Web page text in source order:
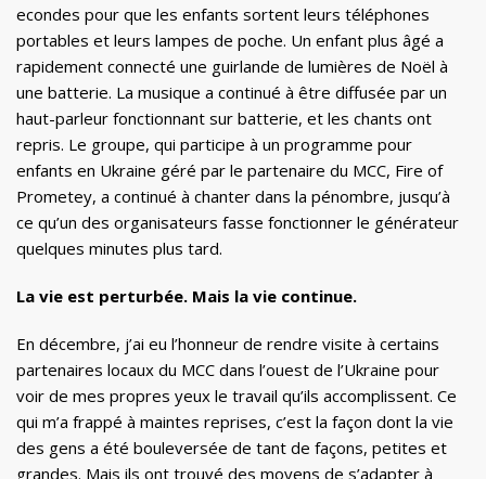
econdes pour que les enfants sortent leurs téléphones
portables et leurs lampes de poche. Un enfant plus âgé a
rapidement connecté une guirlande de lumières de Noël à
une batterie. La musique a continué à être diffusée par un
haut-parleur fonctionnant sur batterie, et les chants ont
repris. Le groupe, qui participe à un programme pour
enfants en Ukraine géré par le partenaire du MCC, Fire of
Prometey, a continué à chanter dans la pénombre, jusqu’à
ce qu’un des organisateurs fasse fonctionner le générateur
quelques minutes plus tard.
La vie est perturbée. Mais la vie continue.
En décembre, j’ai eu l’honneur de rendre visite à certains
partenaires locaux du MCC dans l’ouest de l’Ukraine pour
voir de mes propres yeux le travail qu’ils accomplissent. Ce
qui m’a frappé à maintes reprises, c’est la façon dont la vie
des gens a été bouleversée de tant de façons, petites et
grandes. Mais ils ont trouvé des moyens de s’adapter à